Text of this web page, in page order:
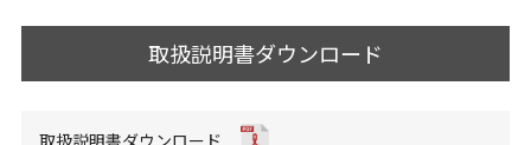
取扱説明書ダウンロード
取扱説明書ダウンロード